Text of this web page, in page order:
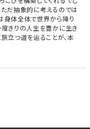
ただ抽象的に考えるのでは
身体全体で世界から降り
度きりの人生を豊かに生き
立つ道を辿ることが、本